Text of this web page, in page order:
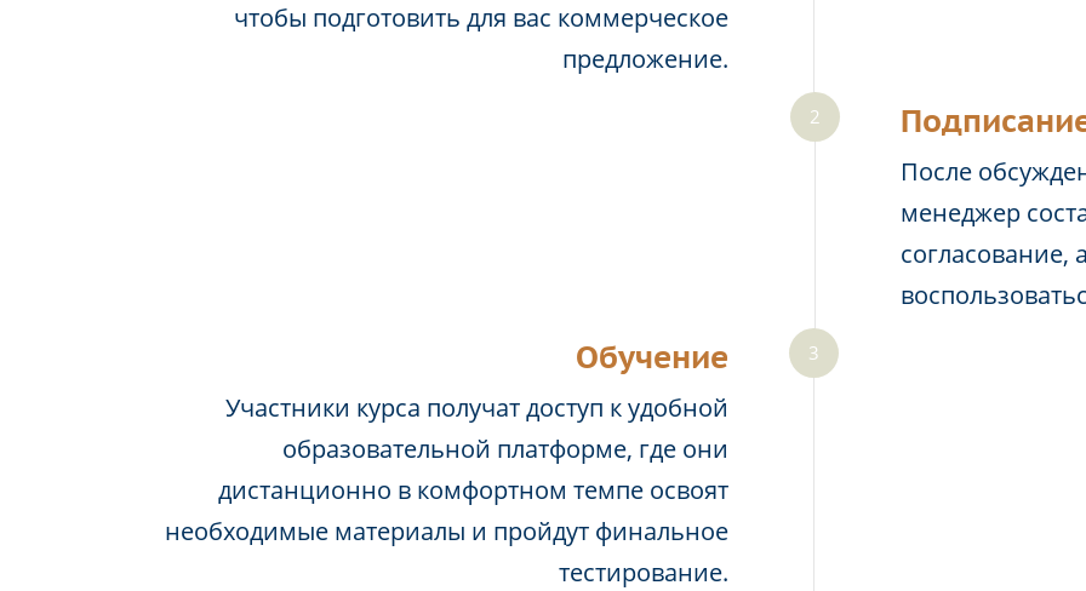
чтобы подготовить для вас коммерческое
предложение.
После
менеджер
Обучение
Участники курса получат доступ к удобной
образовательной платформе, где они
дистанционно в комфортном темпе освоят
необходимые материалы и пройдут финальное
тестирование.